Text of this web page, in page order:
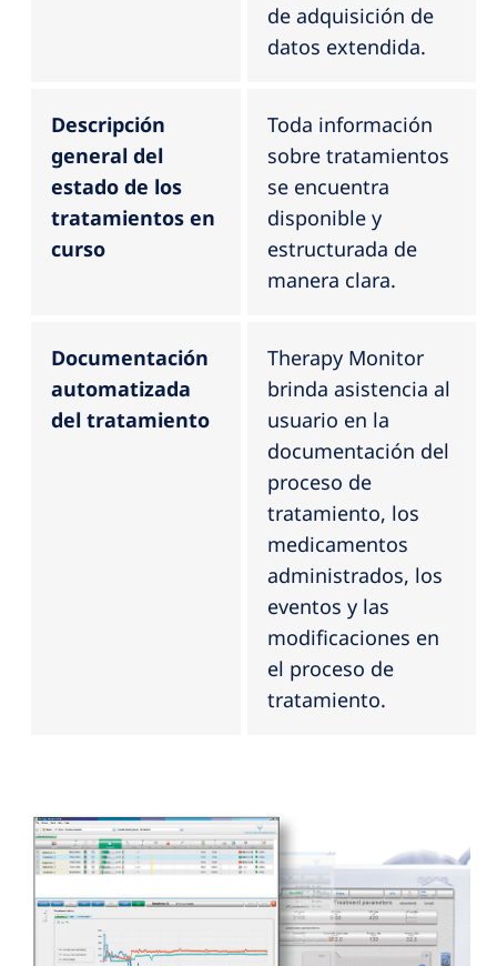
de adquisición de
datos extendida.
Descripción
general del
estado de los
tratamientos en
curso
Toda información
sobre tratamientos
se encuentra
disponible y
estructurada de
manera clara.
Documentación
automatizada
del tratamiento
Therapy Monitor
brinda asistencia al
usuario en la
documentación del
proceso de
tratamiento, los
medicamentos
administrados, los
eventos y las
modificaciones en
el proceso de
tratamiento.